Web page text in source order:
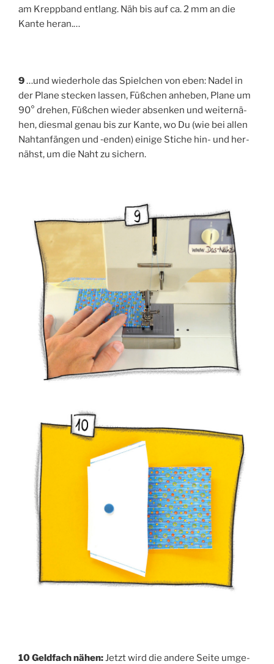
am Krepp­band ent­lang. Näh bis auf ca. 2 mm an die
Kan­te heran.…
9…und wie­der­ho­le das Spiel­chen von eben: Nadel in
der Pla­ne ste­cken las­sen, Füß­chen anhe­ben, Pla­ne um
90° dre­hen, Füß­chen wie­der absen­ken und wei­ter­nä­
hen, dies­mal genau bis zur Kan­te, wo Du (wie bei allen
Naht­an­fän­gen und ‑enden) eini­ge Sti­che hin- und her­
nähst, um die Naht zu sichern.
10 Geld­fach nähen:Jetzt wird die ande­re Sei­te umge­